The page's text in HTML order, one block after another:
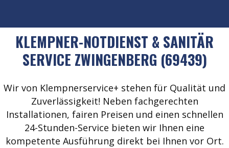
KLEMPNER-NOTDIENST & SANITÄR
SERVICE ZWINGENBERG (69439)
Wir von Klempnerservice+ stehen für Qualität und
Zuverlässigkeit! Neben fachgerechten
Installationen, fairen Preisen und einen schnellen
24-Stunden-Service bieten wir Ihnen eine
kompetente Ausführung direkt bei Ihnen vor Ort.